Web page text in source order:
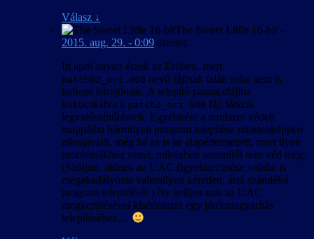
Válasz ↓
The Sweet Little 16-bit -
2015. aug. 29. - 0:09 szerint:
Itt apró zavart érzek az Erőben, mert
patch02_ori.000 nevű fájlnak talán soha nem is
kellene létrejönnie. A telepítő parancsfájlba
kukucskálva a patch2_ori.000 fájl látszik
legvalószínűbbnek. Egyébként a rendszer védett
mappáiba bármilyen program telepítése mindenképpen
ellenjavallt, még ha az is az alapértelmezett, mert ilyen
problémákhoz vezet, miközben semmitől sem véd meg.
(Szóljon, akinek az UAC figyelmeztetése valaha is
megakadályozta valamilyen kéretlen, ártó szándékú
program települését.) Ne kelljen már az UAC
megkerülésével kísérletezni egy játékmagyarítás
telepítéséhez…